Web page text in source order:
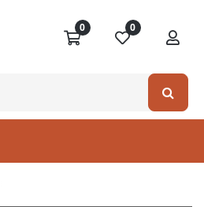
0 0